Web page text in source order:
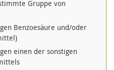
Gruppe von
Benzoesäure und/oder
einen der sonstigen